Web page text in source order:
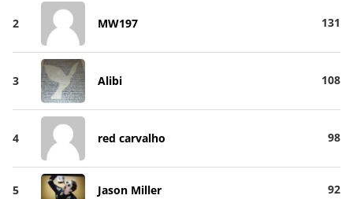
2 MW197 131
3 Alibi 108
4 red carvalho 98
5 Jason Miller 92